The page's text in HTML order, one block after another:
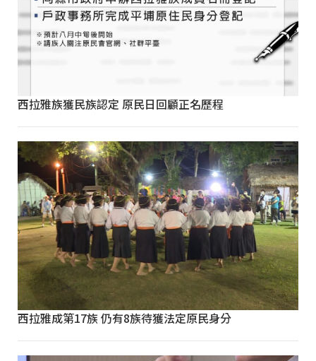
西拉雅族獲民族認定 原民日回顧正名歷程
西拉雅成第17族 仍有8族待獲法定原民身分